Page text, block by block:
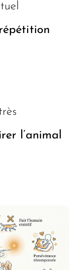
répétition
l’animal